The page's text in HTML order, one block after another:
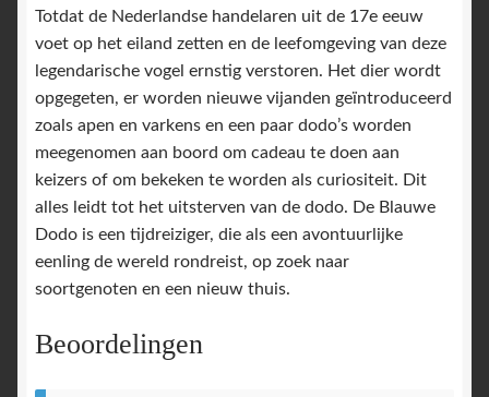
Totdat de Nederlandse handelaren uit de 17e eeuw
voet op het eiland zetten en de leefomgeving van deze
legendarische vogel ernstig verstoren. Het dier wordt
opgegeten, er worden nieuwe vijanden geïntroduceerd
zoals apen en varkens en een paar dodo’s worden
meegenomen aan boord om cadeau te doen aan
keizers of om bekeken te worden als curiositeit. Dit
alles leidt tot het uitsterven van de dodo. De Blauwe
Dodo is een tijdreiziger, die als een avontuurlijke
eenling de wereld rondreist, op zoek naar
soortgenoten en een nieuw thuis.
Beoordelingen